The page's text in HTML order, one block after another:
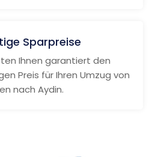
Sparpreise
Ihnen garantiert den
Preis für Ihren Umzug von
nach Aydin.